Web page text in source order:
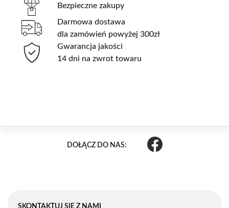
Bezpieczne zakupy
Darmowa dostawa
dla zamówień powyżej 300zł
Gwarancja jakości
14 dni na zwrot towaru
DOŁĄCZ DO NAS:
SKONTAKTUJ SIĘ Z NAMI